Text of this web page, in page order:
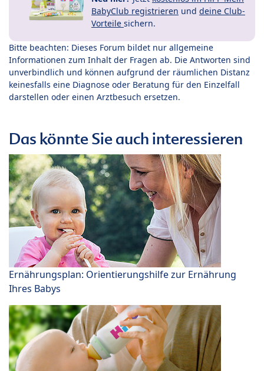
BabyClub registrieren und deine Club-
Vorteile sichern.
Bitte beachten: Dieses Forum bildet nur allgemeine
Informationen zum Inhalt der Fragen ab. Die Antworten sind
unverbindlich und können aufgrund der räumlichen Distanz
keinesfalls eine Diagnose oder Beratung für den Einzelfall
darstellen oder einen Arztbesuch ersetzen.
Das könnte Sie auch interessieren
Ernährungsplan: Orientierungshilfe zur Ernährung
Ihres Babys